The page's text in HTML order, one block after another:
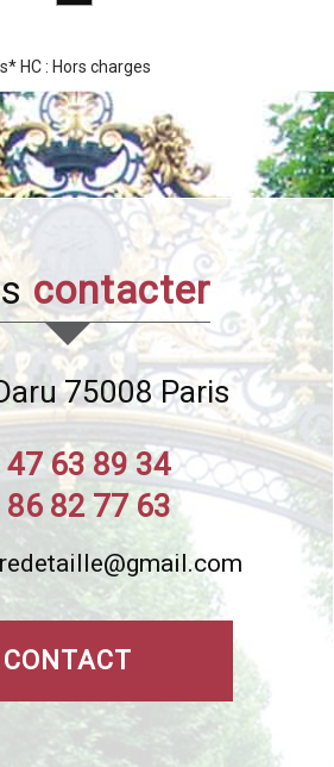
* HC : Hors charges
contacter
75008 Paris
47 63 89 34
86 82 77 63
CONTACT